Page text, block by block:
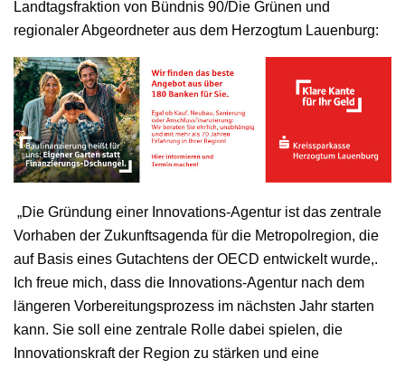
Landtagsfraktion von Bündnis 90/Die Grünen und
regionaler Abgeordneter aus dem Herzogtum Lauenburg:
„Die Gründung einer Innovations-Agentur ist das zentrale
Vorhaben der Zukunftsagenda für die Metropolregion, die
auf Basis eines Gutachtens der OECD entwickelt wurde,.
Ich freue mich, dass die Innovations-Agentur nach dem
längeren Vorbereitungsprozess im nächsten Jahr starten
kann. Sie soll eine zentrale Rolle dabei spielen, die
Innovationskraft der Region zu stärken und eine